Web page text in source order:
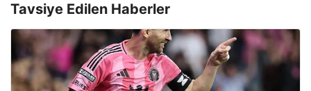
Tavsiye Edilen Haberler